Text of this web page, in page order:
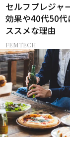
セルフプレジャ
効果や40代50代
ススメな理由
FEMTECH